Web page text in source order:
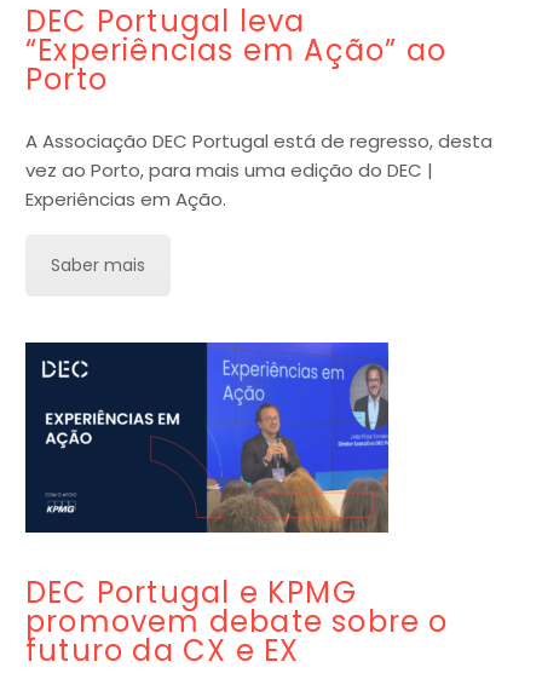
DEC Portugal leva
“Experiências em Ação” ao
Porto
A Associação DEC Portugal está de regresso, desta
vez ao Porto, para mais uma edição do DEC |
Experiências em Ação.
Saber mais
DEC Portugal e KPMG
promovem debate sobre o
futuro da CX e EX